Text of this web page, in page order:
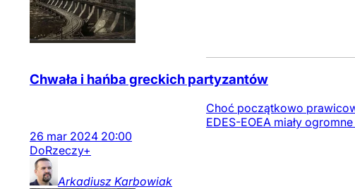
Chwała i hańba greckich partyzantów
Choć początkowo
EDES-EOEA miały
26 mar 2024 20:00
DoRzeczy+
Arkadiusz Karbowiak